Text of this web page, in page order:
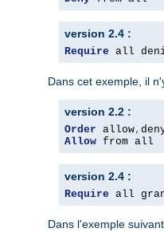
version 2.4 :
Require all
Dans cet exemple, il
version 2.2 :
Order allow,
Allow from all
version 2.4 :
Require all
Dans l'exemple